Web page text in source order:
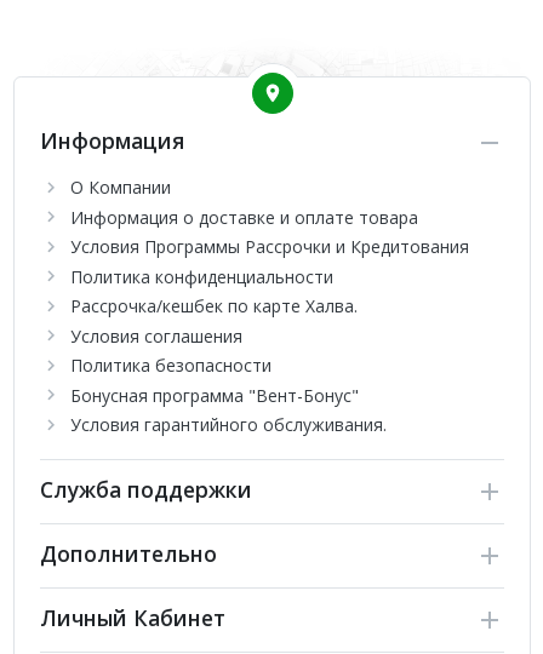
Информация
О Компании
Информация о доставке и оплате товара
Условия Программы Рассрочки и Кредитования
Политика конфиденциальности
Рассрочка/кешбек по карте Халва.
Условия соглашения
Политика безопасности
Бонусная программа "Вент-Бонус"
Условия гарантийного обслуживания.
Служба поддержки
Дополнительно
Личный Кабинет